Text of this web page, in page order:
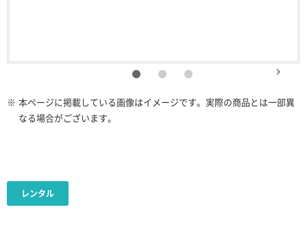
※ 本ページに掲載している画像はイメージです。実際の商品とは一部異
なる場合がございます。